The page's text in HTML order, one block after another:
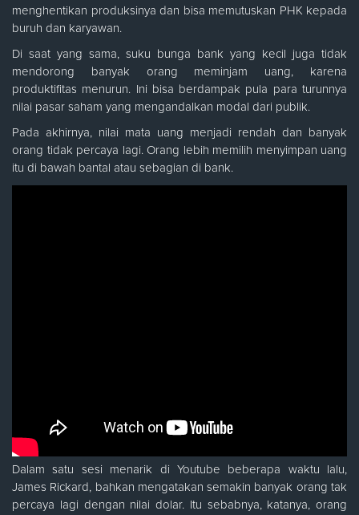
menghentikan produksinya dan bisa memutuskan PHK kepada
buruh dan karyawan.
Di saat yang sama, suku bunga bank yang kecil juga tidak
mendorong banyak orang meminjam uang, karena
produktifitas menurun. Ini bisa berdampak pula para turunnya
nilai pasar saham yang mengandalkan modal dari publik.
Pada akhirnya, nilai mata uang menjadi rendah dan banyak
orang tidak percaya lagi. Orang lebih memilih menyimpan uang
itu di bawah bantal atau sebagian di bank.
Dalam satu sesi menarik di Youtube beberapa waktu lalu,
James Rickard, bahkan mengatakan semakin banyak orang tak
percaya lagi dengan nilai dolar. Itu sebabnya, katanya, orang